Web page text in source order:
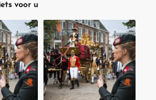
voor u